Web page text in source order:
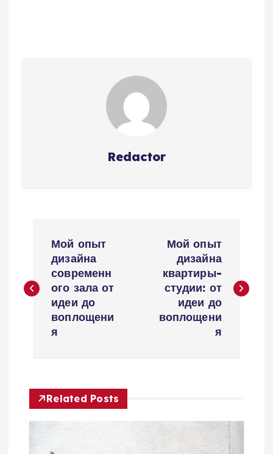
Redactor
в
а
ц
Мой опыт
дизайна
современн
ого зала от
идеи до
воплощени
я
Мой опыт
дизайна
квартиры-
студии: от
идеи до
воплощени
я
Related Posts